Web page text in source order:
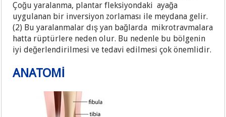
Çoğu yaralanma, plantar fleksiyondaki ayağa
uygulanan bir inversiyon zorlaması ile meydana gelir.
(2) Bu yaralanmalar dış yan bağlarda mikrotravmalara
hatta rüptürlere neden olur. Bu nedenle bu bölgenin
iyi değerlendirilmesi ve tedavi edilmesi çok önemlidir.
ANATOMİ